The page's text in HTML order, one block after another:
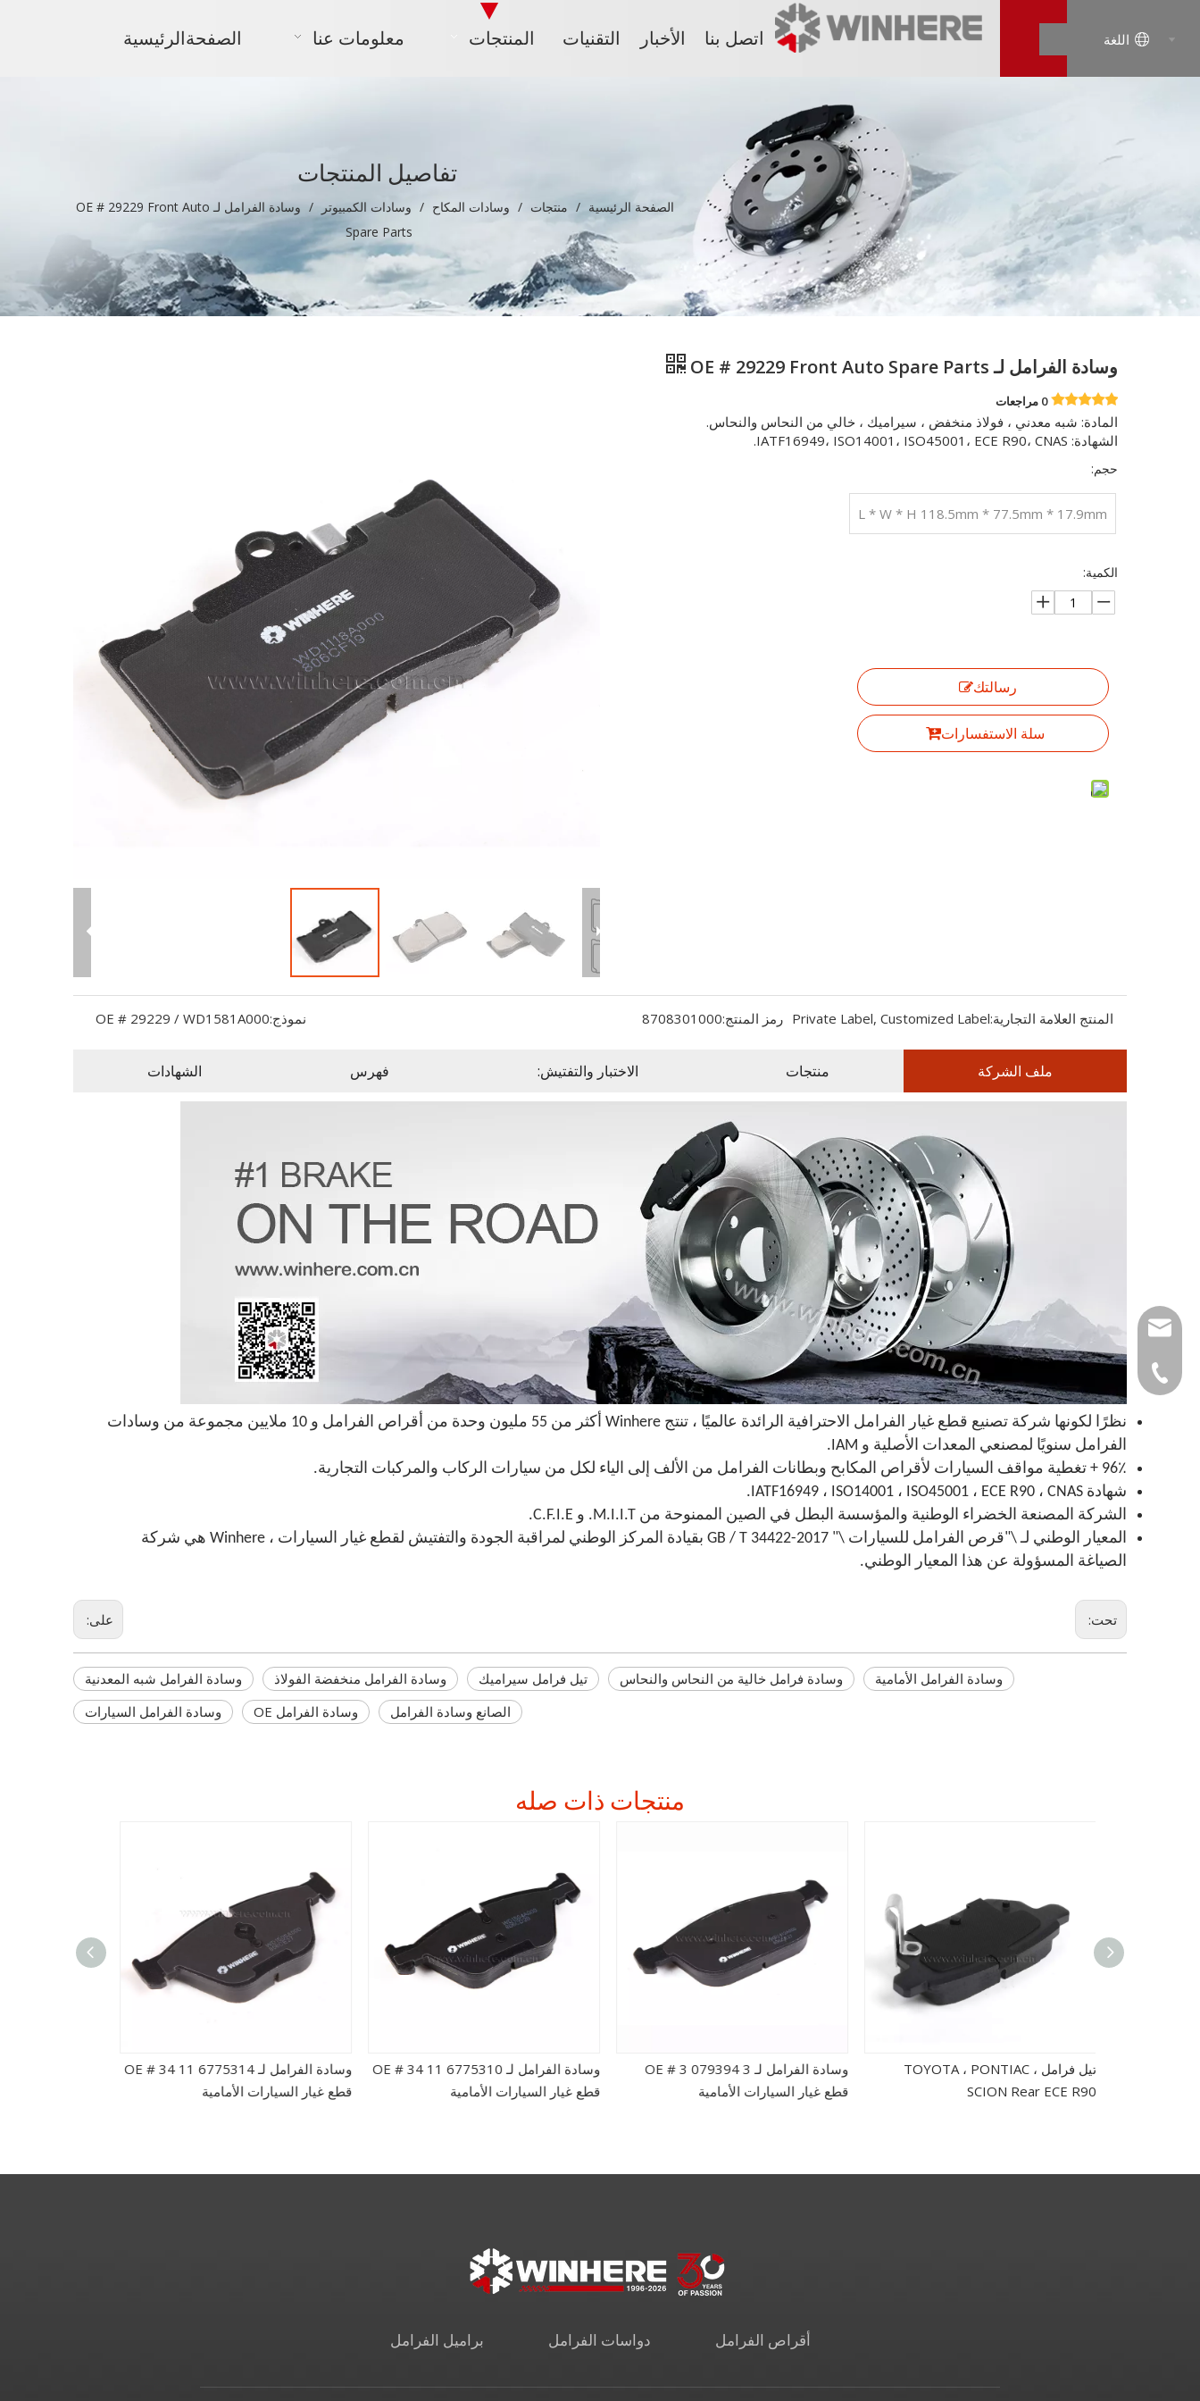
اتصل بنا الأخبار التقنيات المنتجات معلومات عنا الصفحةالرئيسية اللغة
تفاصيل المنتجات
الصفحة الرئيسية / منتجات / وسادات المكاح / وسادات الكمبيوتر /
وسادة الفرامل لـ OE # 29229 Front Auto
Spare Parts
وسادة الفرامل لـ OE # 29229 Front Auto Spare Parts
0 مراجعات
المادة: شبه معدني ، فولاذ منخفض ، سيراميك ، خالي من النحاس والنحاس.
الشهادة: IATF16949، ISO14001، ISO45001، ECE R90، CNAS.
حجم:
L * W * H 118.5mm * 77.5mm * 17.9mm
الكمية:
رسالتك
سلة الاستفسارات
نموذج:OE # 29229 / WD1581A000 المنتج العلامة التجارية:Private Label, Customized Label رمز المنتج:8708301000
ملف الشركة منتجات الاختبار والتفتيش: فهرس الشهادات
نظرًا لكونها شركة تصنيع قطع غيار الفرامل الاحترافية الرائدة عالميًا ، تنتج Winhere أكثر من 55 مليون وحدة من أقراص الفرامل و 10 ملايين مجموعة من وسادات
الفرامل سنويًا لمصنعي المعدات الأصلية و IAM.
96٪ + تغطية مواقف السيارات لأقراص المكابح وبطانات الفرامل من الألف إلى الياء لكل من سيارات الركاب والمركبات التجارية.
شهادة IATF16949 ، ISO14001 ، ISO45001 ، ECE R90 ، CNAS.
الشركة المصنعة الخضراء الوطنية والمؤسسة البطل في الصين الممنوحة من M.I.I.T. و C.F.I.E.
المعيار الوطني لـ \"قرص الفرامل للسيارات \" GB / T 34422-2017 بقيادة المركز الوطني لمراقبة الجودة والتفتيش لقطع غيار السيارات ، Winhere هي شركة
الصياغة المسؤولة عن هذا المعيار الوطني.
على: تحت:
وسادة الفرامل شبه المعدنية وسادة الفرامل منخفضة الفولاذ تيل فرامل سيراميك وسادة فرامل خالية من النحاس والنحاس
وسادة الفرامل الأمامية
وسادة الفرامل السيارات
وسادة الفرامل OE الصانع وسادة الفرامل
منتجات ذات صله
وسادة الفرامل لـ OE # 34 11 6775314
قطع غيار السيارات الأمامية
وسادة الفرامل لـ OE # 34 11 6775310
قطع غيار السيارات الأمامية
وسادة الفرامل لـ OE # 3 079394 3
قطع غيار السيارات الأمامية
تيل فرامل TOYOTA ، PONTIAC ،
SCION Rear ECE R90
أقراص الفرامل دواسات الفرامل براميل الفرامل
0086-532-